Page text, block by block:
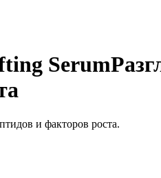
Serum
и факторов роста.